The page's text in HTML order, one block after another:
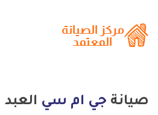
صيانة جي ام سي العبد